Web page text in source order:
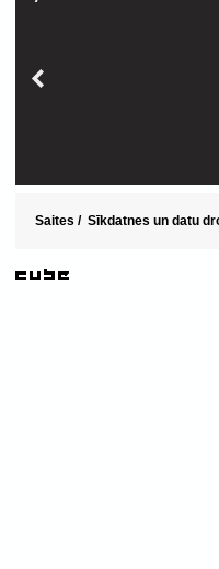
Saites / Sīkdatnes un datu